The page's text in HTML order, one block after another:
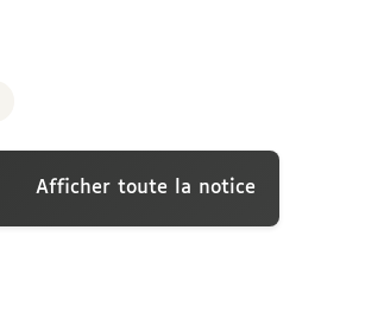
Afficher toute la notice